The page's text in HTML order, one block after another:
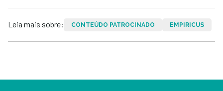
Leia mais sobre: CONTEÚDO PATROCINADO EMPIRICUS